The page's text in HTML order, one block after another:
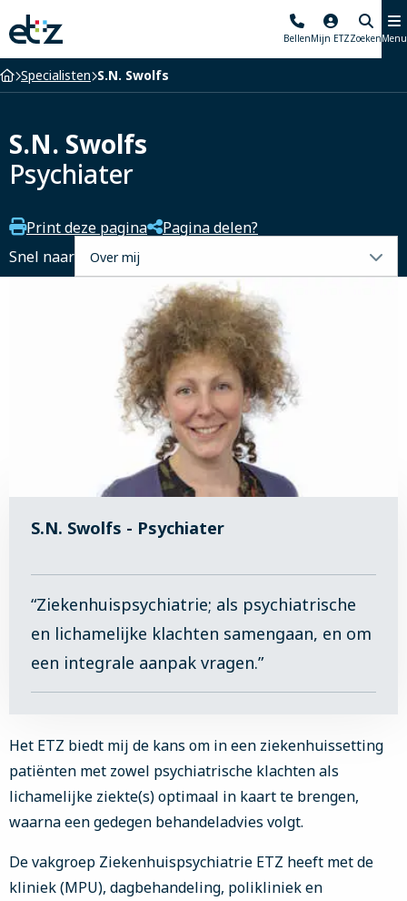
Elisabeth-
TweeSteden
Ziekenhuis
BellenMijn ETZZoekenMenu
Home
Specialisten S.N. Swolfs
S.N. Swolfs
Psychiater
Print deze pagina
Pagina delen?
Snel naar
S.N. Swolfs - Psychiater
“Ziekenhuispsychiatrie; als psychiatrische
en lichamelijke klachten samengaan, en om
een integrale aanpak vragen.”
Het ETZ biedt mij de kans om in een ziekenhuissetting
patiënten met zowel psychiatrische klachten als
lichamelijke ziekte(s) optimaal in kaart te brengen,
waarna een gedegen behandeladvies volgt.
De vakgroep Ziekenhuispsychiatrie ETZ heeft met de
kliniek (MPU), dagbehandeling, polikliniek en